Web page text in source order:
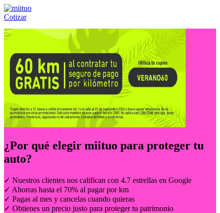
Cotizar
Llámanos al:(55) 84-21-05-00 ó
¿Por qué elegir miituo para proteger tu
auto?
✓ Nuestros clientes nos califican con 4.7 estrellas en Google
✓ Ahorras hasta el 70% al pagar por km
✓ Pagas al mes y cancelas cuando quieras
✓ Obtienes un precio justo para proteger tu patrimonio